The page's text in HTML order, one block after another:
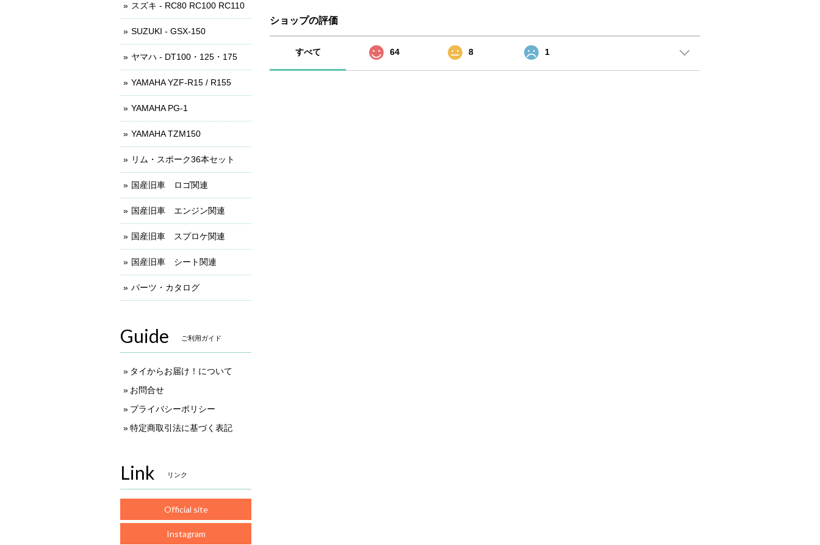
ショップの評価
すべて 64 8 1
スズキ - RC80 RC100 RC110
SUZUKI - GSX-150
ヤマハ - DT100・125・175
YAMAHA YZF-R15 / R155
YAMAHA PG-1
YAMAHA TZM150
リム・スポーク36本セット
国産旧車 ロゴ関連
国産旧車 エンジン関連
国産旧車 スプロケ関連
国産旧車 シート関連
パーツ・カタログ
Guide ご利用ガイド
タイからお届け！について
お問合せ
プライバシーポリシー
特定商取引法に基づく表記
Link リンク
Official site
Instagram